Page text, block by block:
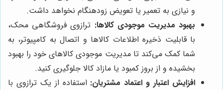
و نیازی به تعمیر یا تعویض زودهنگام نخواهد داشت.
بهبود مدیریت موجودی کالاها: ترازوی فروشگاهی محک،
با قابلیت ذخیره اطلاعات کالاها و اتصال به کامپیوتر، به
شما کمک می‌کند تا مدیریت موجودی کالاهای خود را بهبود
بخشیده و از بروز کمبود یا مازاد کالا جلوگیری کنید.
افزایش اعتبار و اعتماد مشتریان: استفاده از یک ترازوی با